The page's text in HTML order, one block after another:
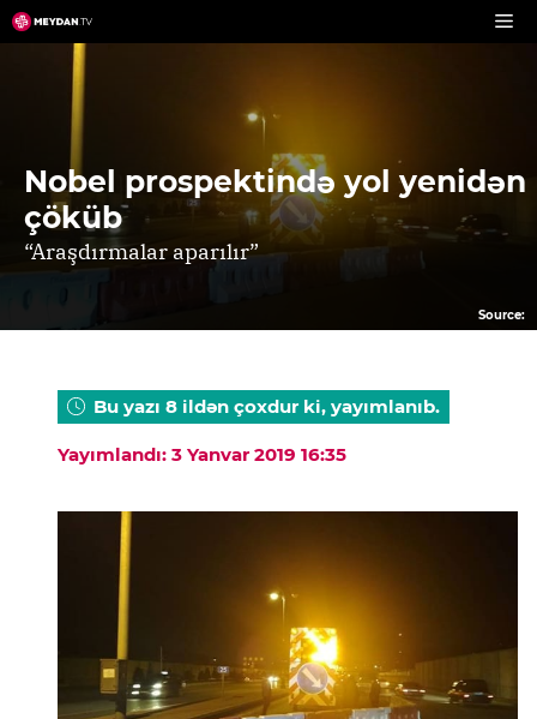
Skip
to
content
Nobel prospektində yol yenidən
çöküb
“Araşdırmalar aparılır”
Source:
Bu yazı 8 ildən çoxdur ki, yayımlanıb.
Yayımlandı: 3 Yanvar 2019 16:35